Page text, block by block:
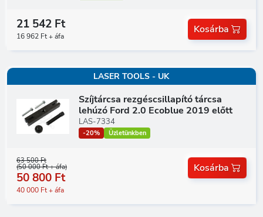
21 542 Ft
16 962 Ft + áfa
Kosárba
LASER TOOLS - UK
Szíjtárcsa rezgéscsillapító tárcsa
lehúzó Ford 2.0 Ecoblue 2019 előtt
LAS-7334
-20% Üzletünkben
63 500 Ft
(50 000 Ft + áfa)
50 800 Ft
40 000 Ft + áfa
Kosárba